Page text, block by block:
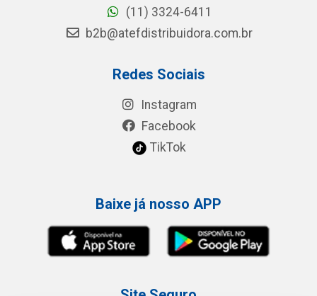
(11) 3324-6411
b2b@atefdistribuidora.com.br
Redes Sociais
Instagram
Facebook
TikTok
Baixe já nosso APP